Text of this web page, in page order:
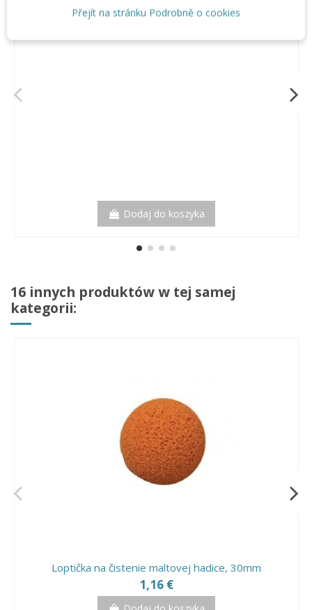
Dodaj do koszyka
16 innych produktów w tej samej
kategorii:
Loptička na čistenie maltovej hadice, 30mm
1,16 €
Přejít na stránku Podrobně o cookies